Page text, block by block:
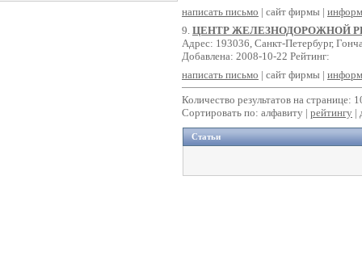
написать письмо | сайт фирмы |
9. ЦЕНТР ЖЕЛЕЗНОДОРОЖНОЙ
Адрес: 193036, Санкт-Петербург,
Добавлена: 2008-10-22 Рейтинг:
написать письмо | сайт фирмы |
Количество результатов на странице:
Сортировать по: алфавиту | рейтингу |
Статьи